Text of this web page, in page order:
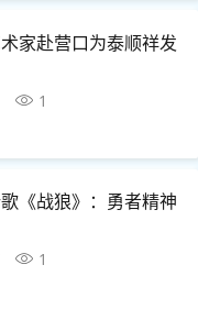
家赴营口为泰顺祥发
1
《战狼》：勇者精神
1